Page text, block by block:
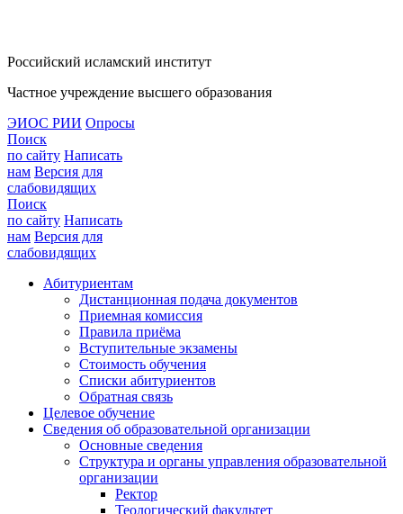
Российский исламский институт
Частное учреждение высшего образования
ЭИОС РИИ Опросы
Поиск
по сайту Написать
нам Версия для
слабовидящих
Поиск
по сайту Написать
нам Версия для
слабовидящих
Абитуриентам
Дистанционная подача документов
Приемная комиссия
Правила приёма
Вступительные экзамены
Стоимость обучения
Списки абитуриентов
Обратная связь
Целевое обучение
Сведения об образовательной организации
Основные сведения
Структура и органы управления образовательной
организации
Ректор
Теологический факультет